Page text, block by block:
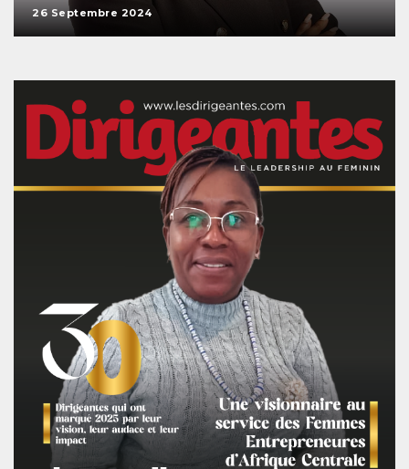
26 Septembre 2024